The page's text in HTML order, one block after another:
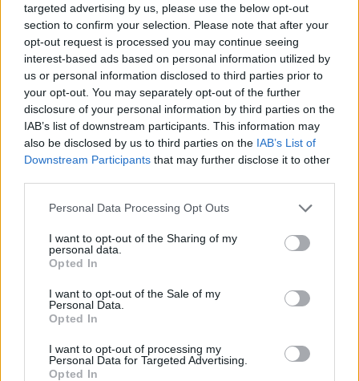
targeted advertising by us, please use the below opt-out
section to confirm your selection. Please note that after your
opt-out request is processed you may continue seeing
interest-based ads based on personal information utilized by
us or personal information disclosed to third parties prior to
your opt-out. You may separately opt-out of the further
disclosure of your personal information by third parties on the
IAB’s list of downstream participants. This information may
also be disclosed by us to third parties on the IAB’s List of
Downstream Participants that may further disclose it to other
Personal Data Processing Opt Outs
I want to opt-out of the Sharing of my
personal data.
Opted In
I want to opt-out of the Sale of my
Personal Data.
Opted In
I want to opt-out of processing my
Personal Data for Targeted Advertising.
Opted In